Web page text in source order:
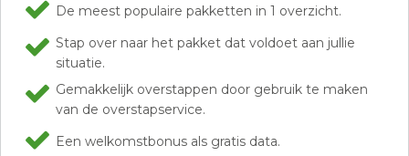
De meest populaire pakketten in 1 overzicht.
Stap over naar het pakket dat voldoet aan jullie
situatie.
Gemakkelijk overstappen door gebruik te maken
van de overstapservice.
Een welkomstbonus als gratis data.